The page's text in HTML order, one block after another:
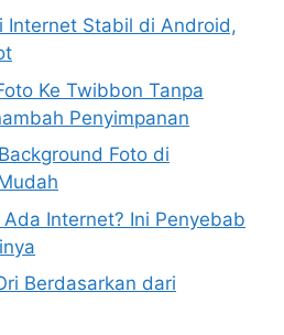
Internet Stabil di Android,
Ke Twibbon Tanpa
Penyimpanan
Foto di
Internet? Ini Penyebab
Berdasarkan dari